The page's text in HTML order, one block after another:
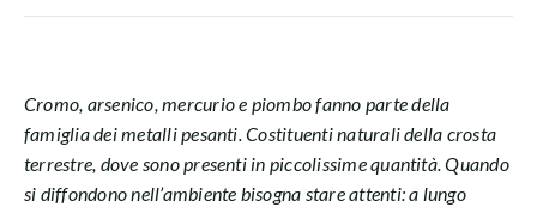
Cromo, arsenico, mercurio e piombo fanno parte della
famiglia dei metalli pesanti. Costituenti naturali della crosta
terrestre, dove sono presenti in piccolissime quantità. Quando
si diffondono nell’ambiente bisogna stare attenti: a lungo